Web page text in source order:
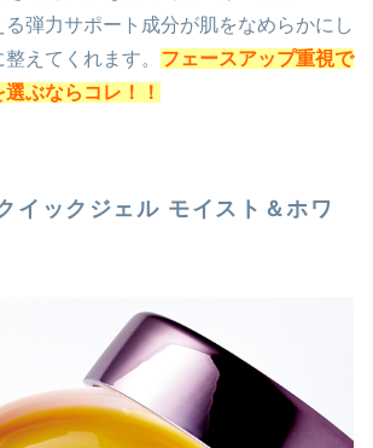
弾力サポート成分が肌をなめらかにし
えてくれます。 フェースアップ重視で
ぶならコレ！！
イックジェル モイスト＆ホワ